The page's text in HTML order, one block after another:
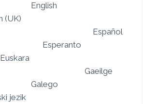
(UK)
(US) Español
Gaeilge
jezik